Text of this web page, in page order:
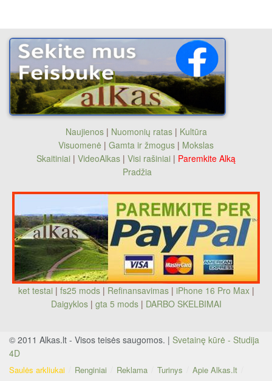
Naujienos| Nuomonių ratas| Kultūra
Visuomenė | Gamta ir žmogus | Mokslas
Skaitiniai | VideoAlkas | Visi rašiniai | Paremkite Alką
Pradžia
ket testai | fs25 mods| Refinansavimas| iPhone 16 Pro Max|
Daigyklos| gta 5 mods | DARBO SKELBIMAI
© 2011 Alkas.lt - Visos teisės saugomos. | Svetainę kūrė - Studija
4D
Saulės arkliukai Renginiai Reklama Turinys
Apie Alkas.lt